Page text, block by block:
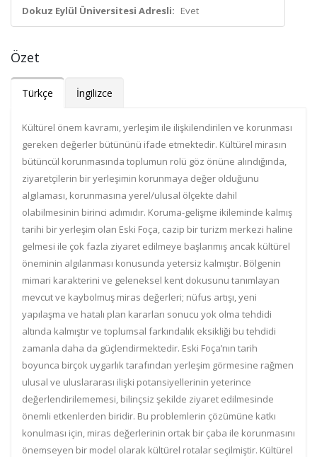
Dokuz Eylül Üniversitesi Adresli: Evet
Özet
Türkçe İngilizce
Kültürel önem kavramı, yerleşim ile ilişkilendirilen ve korunması
gereken değerler bütününü ifade etmektedir. Kültürel mirasın
bütüncül korunmasında toplumun rolü göz önüne alındığında,
ziyaretçilerin bir yerleşimin korunmaya değer olduğunu
algılaması, korunmasına yerel/ulusal ölçekte dahil
olabilmesinin birinci adımıdır. Koruma-gelişme ikileminde kalmış
tarihi bir yerleşim olan Eski Foça, cazip bir turizm merkezi haline
gelmesi ile çok fazla ziyaret edilmeye başlanmış ancak kültürel
öneminin algılanması konusunda yetersiz kalmıştır. Bölgenin
mimari karakterini ve geleneksel kent dokusunu tanımlayan
mevcut ve kaybolmuş miras değerleri; nüfus artışı, yeni
yapılaşma ve hatalı plan kararları sonucu yok olma tehdidi
altında kalmıştır ve toplumsal farkındalık eksikliği bu tehdidi
zamanla daha da güçlendirmektedir. Eski Foça’nın tarih
boyunca birçok uygarlık tarafından yerleşim görmesine rağmen
ulusal ve uluslararası ilişki potansiyellerinin yeterince
değerlendirilememesi, bilinçsiz şekilde ziyaret edilmesinde
önemli etkenlerden biridir. Bu problemlerin çözümüne katkı
konulması için, miras değerlerinin ortak bir çaba ile korunmasını
önemseyen bir model olarak kültürel rotalar seçilmiştir. Kültürel